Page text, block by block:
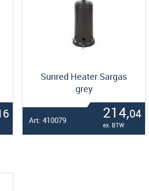
Sunred Heater Sargas
grey
214,04
ex. BTW
Art: 410079